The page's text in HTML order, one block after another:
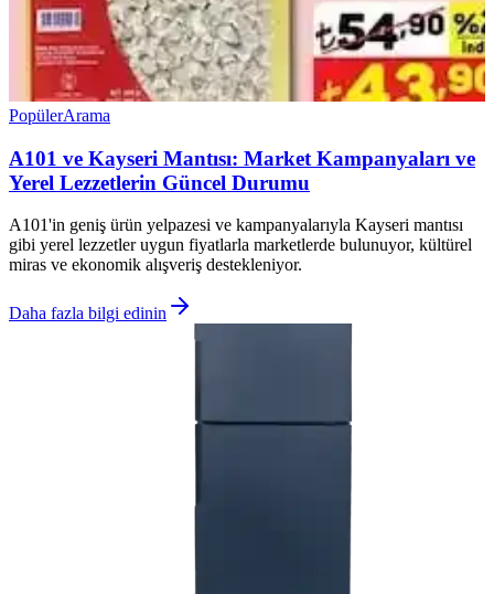
PopülerArama
A101 ve Kayseri Mantısı: Market Kampanyaları ve
Yerel Lezzetlerin Güncel Durumu
A101'in geniş ürün yelpazesi ve kampanyalarıyla Kayseri mantısı
gibi yerel lezzetler uygun fiyatlarla marketlerde bulunuyor, kültürel
miras ve ekonomik alışveriş destekleniyor.
Daha fazla bilgi edinin